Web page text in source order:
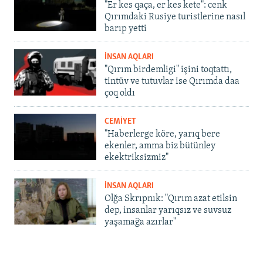
"Er kes qaça, er kes kete": cenk
Qırımdaki Rusiye turistlerine nasıl
barıp yetti
İNSAN AQLARI
"Qırım birdemligi" işini toqtattı,
tintüv ve tutuvlar ise Qırımda daa
çoq oldı
CEMİYET
"Haberlerge köre, yarıq bere
ekenler, amma biz bütünley
ekektriksizmiz"
İNSAN AQLARI
Olğa Skrıpnık: "Qırım azat etilsin
dep, insanlar yarıqsız ve suvsuz
yaşamağa azırlar"